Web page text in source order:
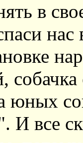
в
собачка
юных
И все